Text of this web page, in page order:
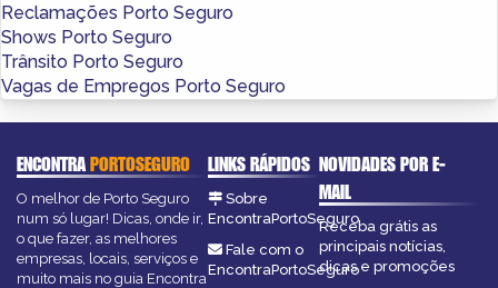
Reclamações Porto Seguro
Shows Porto Seguro
Trânsito Porto Seguro
Vagas de Empregos Porto Seguro
ENCONTRAPORTOSEGURO
O melhor de Porto Seguro
num só lugar! Dicas, onde ir,
o que fazer, as melhores
empresas, locais, serviços e
muito mais no guia Encontra
LINKS RÁPIDOS
Sobre
EncontraPortoSeguro
Fale com o
EncontraPortoSeguro
NOVIDADES POR E-
MAIL
Receba grátis as
principais notícias,
dicas e promoções